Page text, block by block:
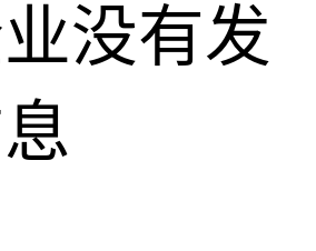
没有发